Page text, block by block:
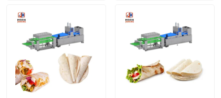
Fabrieksreis
Kwaliteitscontrole
Contacteer ons